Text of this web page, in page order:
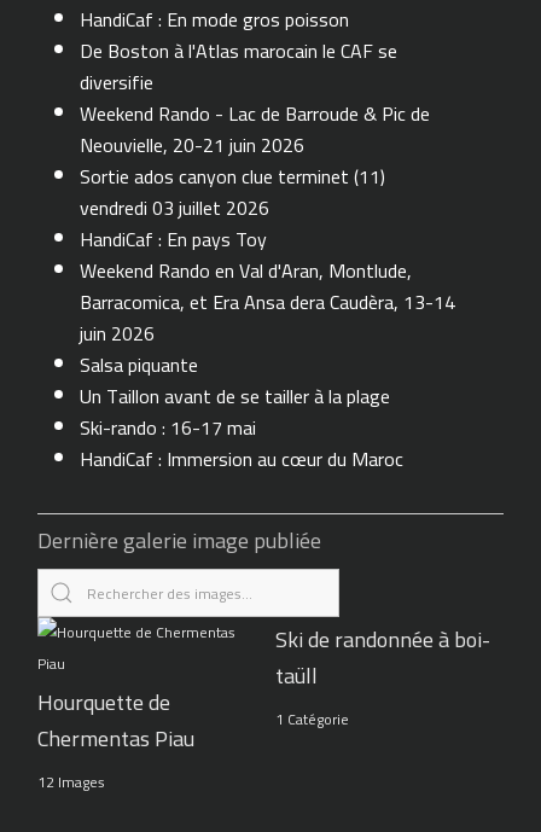
HandiCaf : En mode gros poisson
De Boston à l'Atlas marocain le CAF se
diversifie
Weekend Rando - Lac de Barroude & Pic de
Neouvielle, 20-21 juin 2026
Sortie ados canyon clue terminet (11)
vendredi 03 juillet 2026
HandiCaf : En pays Toy
Weekend Rando en Val d'Aran, Montlude,
Barracomica, et Era Ansa dera Caudèra, 13-14
juin 2026
Salsa piquante
Un Taillon avant de se tailler à la plage
Ski-rando : 16-17 mai
HandiCaf : Immersion au cœur du Maroc
Dernière galerie image publiée
Hourquette de
Chermentas Piau
12 Images
Ski de randonnée à boi-
taüll
1 Catégorie